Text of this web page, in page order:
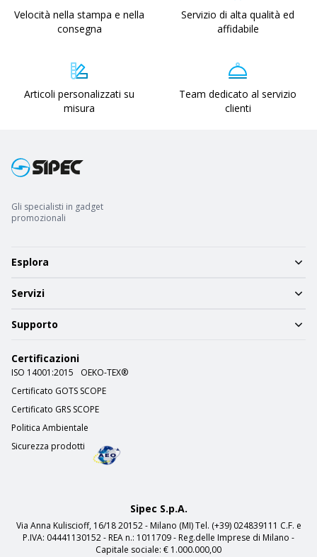
Velocità nella stampa e nella
consegna
Servizio di alta qualità ed
affidabile
Articoli personalizzati su
misura
Team dedicato al servizio
clienti
Gli specialisti in gadget
promozionali
Esplora
Servizi
Supporto
Certificazioni
ISO 14001:2015
OEKO-TEX®
Certificato GOTS SCOPE
Certificato GRS SCOPE
Politica Ambientale
Sicurezza prodotti
Sipec S.p.A.
Via Anna Kuliscioff, 16/18 20152 - Milano (MI) Tel. (+39) 024839111 C.F. e
P.IVA: 04441130152 - REA n.: 1011709 - Reg.delle Imprese di Milano -
Capitale sociale: € 1.000.000,00